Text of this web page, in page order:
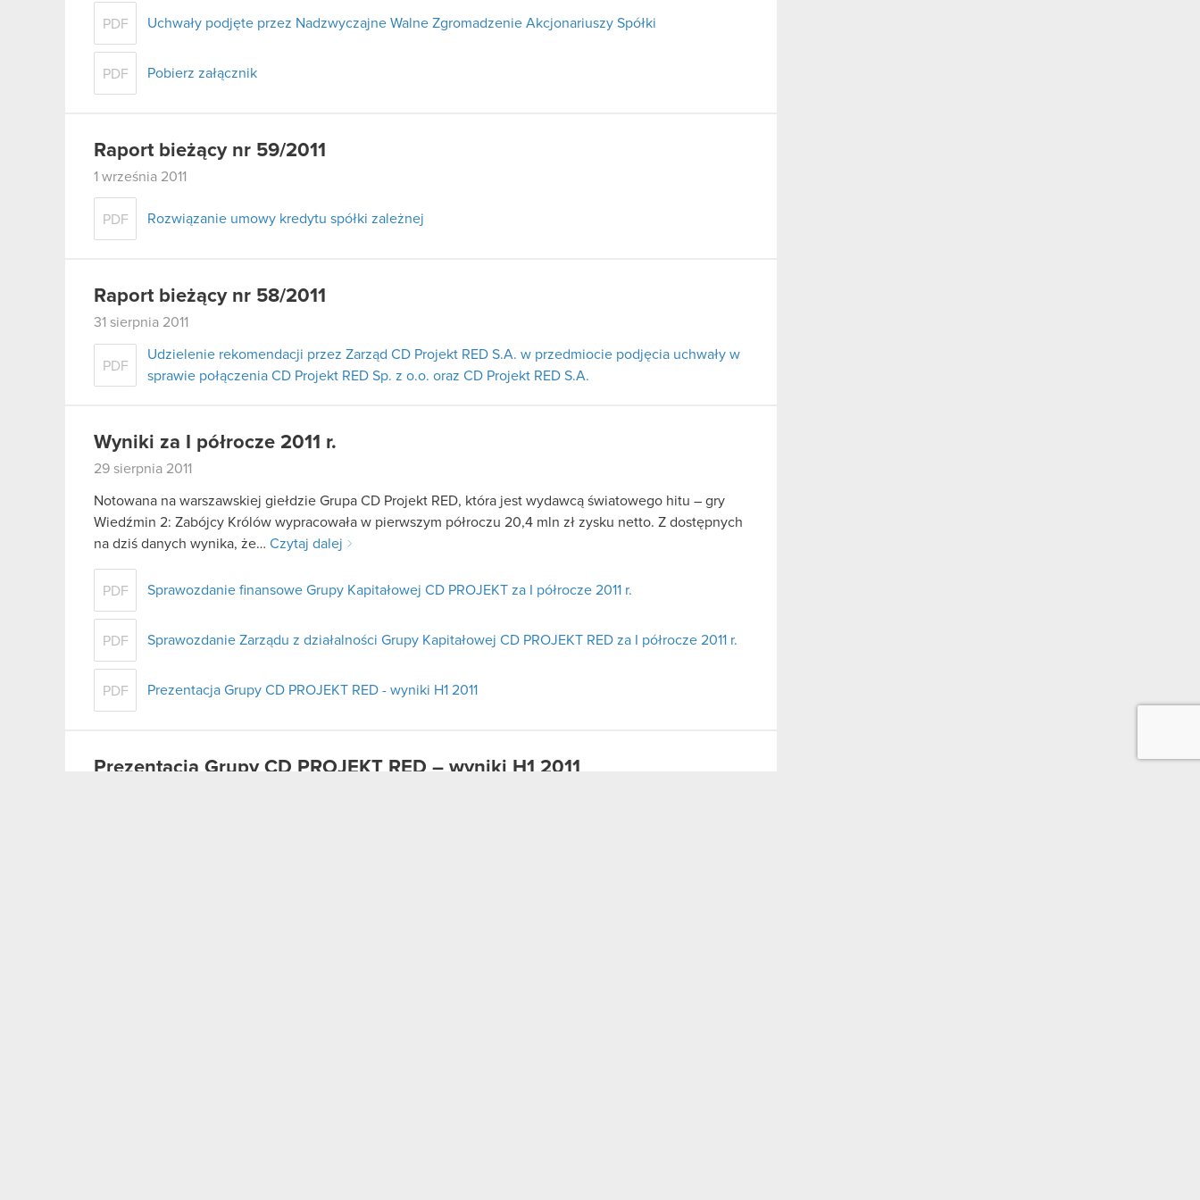
PDF Uchwały podjęte przez Nadzwyczajne Walne Zgromadzenie Akcjonariuszy Spółki
PDF Pobierz załącznik
Raport bieżący nr 59/2011
1 września 2011
PDF Rozwiązanie umowy kredytu spółki zależnej
Raport bieżący nr 58/2011
31 sierpnia 2011
PDF
Udzielenie rekomendacji przez Zarząd CD Projekt RED S.A. w przedmiocie podjęcia uchwały w
sprawie połączenia CD Projekt RED Sp. z o.o. oraz CD Projekt RED S.A.
Wyniki za I półrocze 2011 r.
29 sierpnia 2011
Notowana na warszawskiej giełdzie Grupa CD Projekt RED, która jest wydawcą światowego hitu – gry
Wiedźmin 2: Zabójcy Królów wypracowała w pierwszym półroczu 20,4 mln zł zysku netto. Z dostępnych
na dziś danych wynika, że… Czytaj dalej
PDF Sprawozdanie finansowe Grupy Kapitałowej CD PROJEKT za I półrocze 2011 r.
PDF Sprawozdanie Zarządu z działalności Grupy Kapitałowej CD PROJEKT RED za I półrocze 2011 r.
PDF Prezentacja Grupy CD PROJEKT RED - wyniki H1 2011
Prezentacja Grupy CD PROJEKT RED – wyniki H1 2011